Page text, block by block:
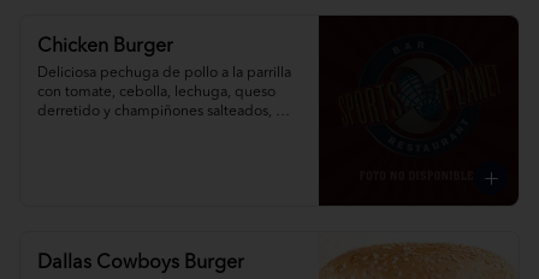
Chicken Burger
Deliciosa pechuga de pollo a la parrilla
con tomate, cebolla, lechuga, queso
derretido y champiñones salteados,
Dallas Cowboys Burger